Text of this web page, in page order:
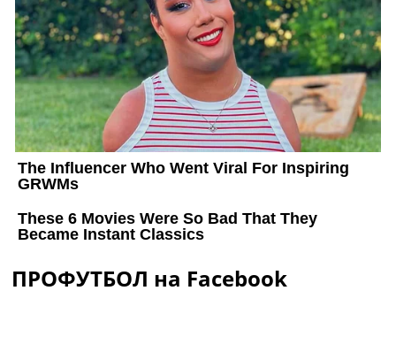
ПРОФУТБОЛ на Facebook